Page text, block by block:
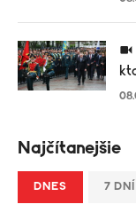
Najčítanejšie
DNES 7 DNÍ